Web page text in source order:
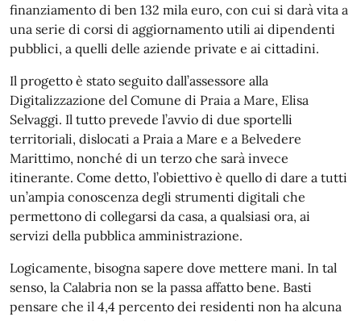
finanziamento di ben 132 mila euro, con cui si darà vita a
una serie di corsi di aggiornamento utili ai dipendenti
pubblici, a quelli delle aziende private e ai cittadini.
Il progetto è stato seguito dall’assessore alla
Digitalizzazione del Comune di Praia a Mare, Elisa
Selvaggi. Il tutto prevede l’avvio di due sportelli
territoriali, dislocati a Praia a Mare e a Belvedere
Marittimo, nonché di un terzo che sarà invece
itinerante. Come detto, l’obiettivo è quello di dare a tutti
un’ampia conoscenza degli strumenti digitali che
permettono di collegarsi da casa, a qualsiasi ora, ai
servizi della pubblica amministrazione.
Logicamente, bisogna sapere dove mettere mani. In tal
senso, la Calabria non se la passa affatto bene. Basti
pensare che il 4,4 percento dei residenti non ha alcuna